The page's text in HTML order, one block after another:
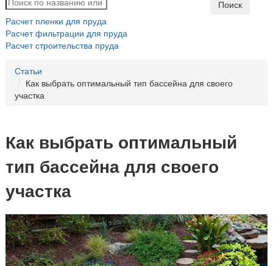
Поиск
Расчет пленки для пруда
Расчет фильтрации для пруда
Расчет строительства пруда
Статьи
Как выбрать оптимальный тип бассейна для своего
участка
Как выбрать оптимальный
тип бассейна для своего
участка